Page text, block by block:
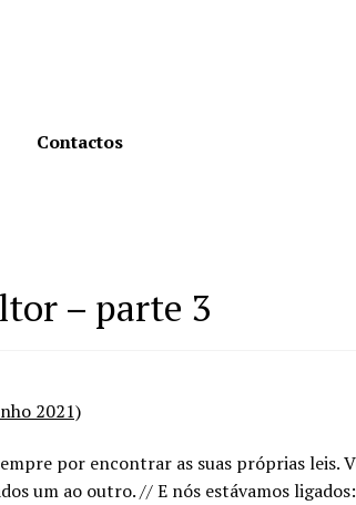
Contactos
– parte 3
2021)
por encontrar as suas próprias leis.
um ao outro. // E nós estávamos